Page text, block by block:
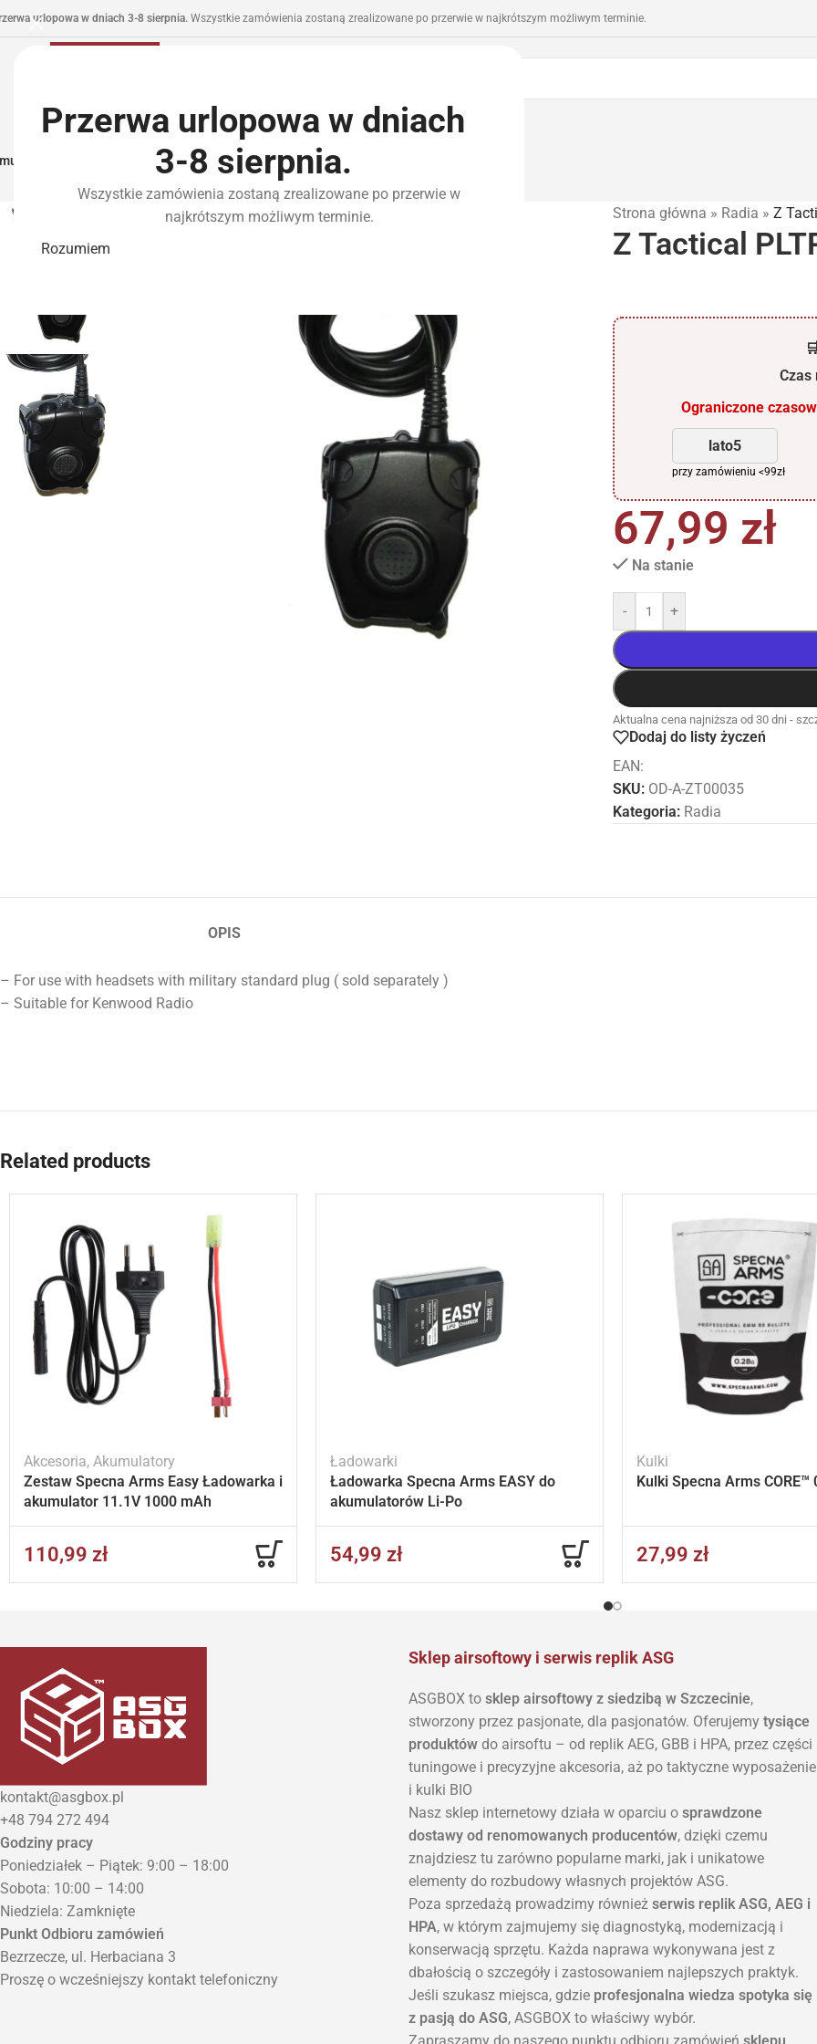
Przerwa urlopowa w dniach
3-8 sierpnia.
Wszystkie zamówienia zostaną zrealizowane po przerwie w
najkrótszym możliwym terminie.
Rozumiem
urlopowa w dniach 3-8 sierpnia. Wszystkie zamówienia zostaną zrealizowane po przerwie w najkrótszym możliwym terminie.
I Zasilanie Części I Tuning HPAWyposażenie Taktyczne
Strona główna » Radia » Z
Z Tactical
Czas
Ograniczone
lato5
przy zamówieniu <99zł
67,99 zł
Na stanie
- +
Aktualna cena najniższa od 30 dni -
Dodaj do listy życzeń
EAN:
SKU: OD-A-ZT00035
Kategoria: Radia
OPIS
– For use with headsets with military standard plug ( sold separately )
– Suitable for Kenwood Radio
Related products
Akcesoria, Akumulatory
Zestaw Specna Arms Easy Ładowarka i
akumulator 11.1V 1000 mAh
110,99 zł
Ładowarki
Ładowarka Specna Arms EASY do
akumulatorów Li-Po
54,99 zł
Kulki
Kulki Specna Arms CORE™
27,99 zł
kontakt@asgbox.pl
+48 794 272 494
Godziny pracy
Poniedziałek – Piątek: 9:00 – 18:00
Sobota: 10:00 – 14:00
Niedziela: Zamknięte
Punkt Odbioru zamówień
Bezrzecze, ul. Herbaciana 3
Proszę o wcześniejszy kontakt telefoniczny
Sklep airsoftowy i serwis replik ASG
ASGBOX to sklep airsoftowy z siedzibą w Szczecinie,
stworzony przez pasjonate, dla pasjonatów. Oferujemy tysiące
produktów do airsoftu – od replik AEG, GBB i HPA, przez części
tuningowe i precyzyjne akcesoria, aż po taktyczne wyposażenie
i kulki BIO
Nasz sklep internetowy działa w oparciu o sprawdzone
dostawy od renomowanych producentów, dzięki czemu
znajdziesz tu zarówno popularne marki, jak i unikatowe
elementy do rozbudowy własnych projektów ASG.
Poza sprzedażą prowadzimy również serwis replik ASG, AEG i
HPA, w którym zajmujemy się diagnostyką, modernizacją i
konserwacją sprzętu. Każda naprawa wykonywana jest z
dbałością o szczegóły i zastosowaniem najlepszych praktyk.
Jeśli szukasz miejsca, gdzie profesjonalna wiedza spotyka się
z pasją do ASG, ASGBOX to właściwy wybór.